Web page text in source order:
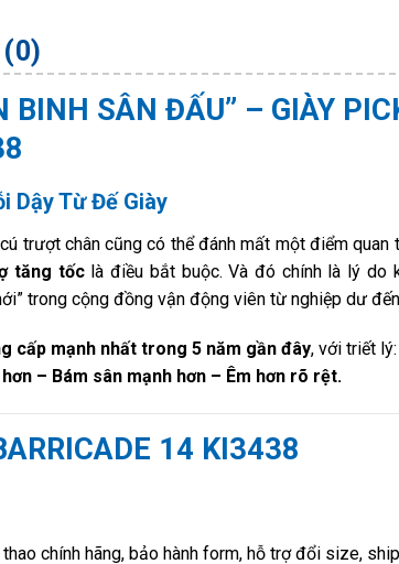
BINH SÂN ĐẤU” – GIÀY
Dậy Từ Đế Giày
trượt chân cũng có thể đánh mất một điểm quan
tăng tốclà điều bắt buộc. Và đó chính là lý do
trong cộng đồng vận động viên từ nghiệp dư
cấp mạnh nhất trong 5 năm gần đây, với triết lý:
– Bám sân mạnh hơn – Êm hơn rõ rệt.
14 KI3438
thao chính hãng, bảo hành form, hỗ trợ đổi size,